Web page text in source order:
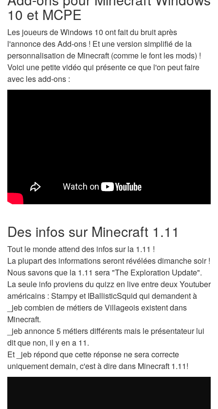
10 et MCPE
Les joueurs de Windows 10 ont fait du bruit après
l'annonce des Add-ons ! Et une version simplifié de la
personnalisation de Minecraft (comme le font les mods) !
Voici une petite vidéo qui présente ce que l'on peut faire
avec les add-ons :
Des infos sur Minecraft 1.11
Tout le monde attend des infos sur la 1.11 !
La plupart des informations seront révélées dimanche soir !
Nous savons que la 1.11 sera "The Exploration Update".
La seule info proviens du quizz en live entre deux Youtuber
américains : Stampy et IBallisticSquid qui demandent à
_jeb combien de métiers de Villageois existent dans
Minecraft.
_jeb annonce 5 métiers différents mais le présentateur lui
dit que non, il y en a 11.
Et _jeb répond que cette réponse ne sera correcte
uniquement demain, c'est à dire dans Minecraft 1.11!